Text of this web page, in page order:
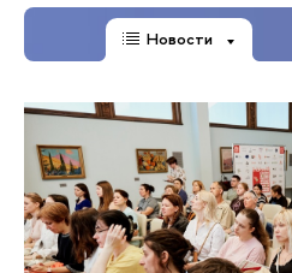
Новости